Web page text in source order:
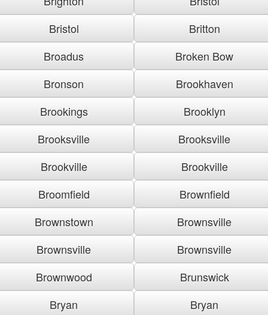
Bristol
Britton
Broadus
Broken Bow
Bronson
Brookhaven
Brookings
Brooklyn
Brooksville
Brooksville
Brookville
Brookville
Broomfield
Brownfield
Brownstown
Brownsville
Brownsville
Brownsville
Brownwood
Brunswick
Bryan
Bryan